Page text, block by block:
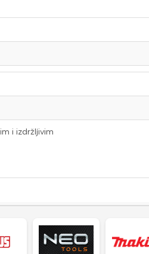
i izdržljivim